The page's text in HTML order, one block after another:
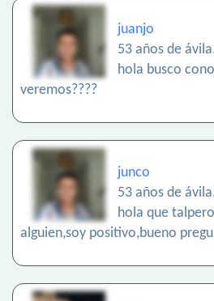
juanjo
53 años de
hola busco
veremos????
junco
53 años de
hola que
alguien,soy positivo,bueno